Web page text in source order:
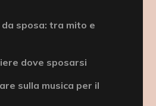
sposa: tra mito e
dove sposarsi
sulla musica per il